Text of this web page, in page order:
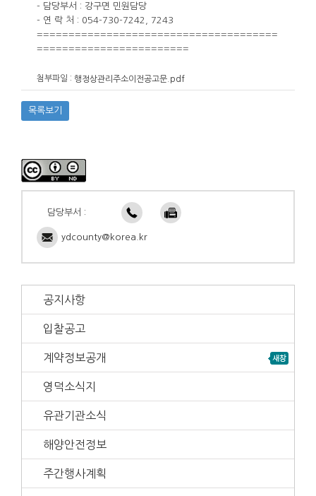
- 담당부서 : 강구면 민원담당
- 연 락 처 : 054-730-7242, 7243
======================================
========================
첨부파일 : 행정상관리주소이전공고문.pdf
목록보기
담당부서 :
ydcounty@korea.kr
공지사항
입찰공고
계약정보공개
영덕소식지
유관기관소식
해양안전정보
주간행사계획